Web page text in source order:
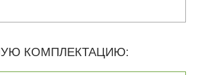
КОМПЛЕКТАЦИЮ: